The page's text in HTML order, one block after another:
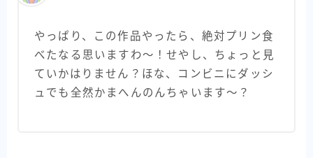
やっぱり、この作品やったら、絶対プリン食
べたなる思いますわ〜！せやし、ちょっと見
ていかはりません？ほな、コンビニにダッシ
ュでも全然かまへんのんちゃいます〜？